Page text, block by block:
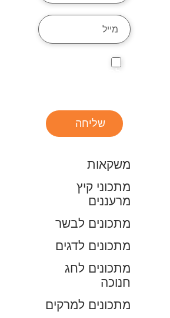
שליחה
משקאות
מתכוני קיץ
מרעננים
מתכונים לבשר
מתכונים לדגים
מתכונים לחג
חנוכה
מתכונים למרקים